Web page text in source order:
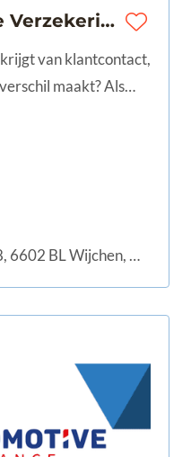
Adviseur Zakelijke Verzekeringen |Wijchen | 32-40 uur | € 3.500,- - € 4.800,-
van klantcontact,
maakt? Als
ben jij hét
klanten. Je
de
een ambitieus
Baron D'osystraat 28, 6602 BL Wijchen, Nederland